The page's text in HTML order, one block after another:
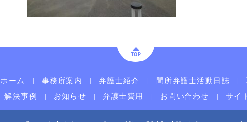
ホーム 事務所案内 弁護士紹介 間所弁護士活動日誌
解決事例
お知らせ 弁護士費用 お問い合わせ サイ